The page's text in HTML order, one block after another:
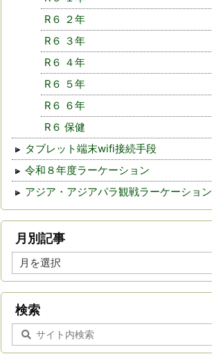
R６ ２年
R６ ３年
R６ ４年
R６ ５年
R６ ６年
R６ 保健
タブレット端末wifi接続手段
令和８年度ラーケーション
アジア・アジアパラ観戦ラーケーション
月別記事
月
別
事
検索